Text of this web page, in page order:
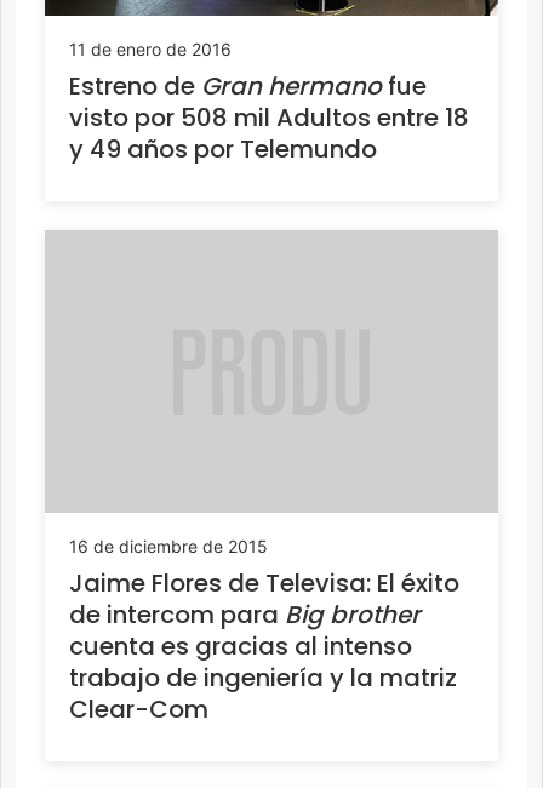
11 de enero de 2016
Estreno de Gran hermanofue
visto por 508 mil Adultos entre 18
y 49 años por Telemundo
16 de diciembre de 2015
Jaime Flores de Televisa: El éxito
de intercom para Big brother
cuenta es gracias al intenso
trabajo de ingeniería y la matriz
Clear-Com